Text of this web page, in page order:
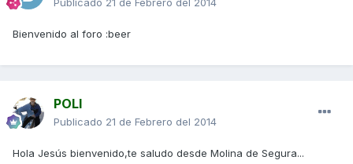
Bienvenido al foro :beer
POLI
Publicado 21 de Febrero del 2014
Hola Jesús bienvenido,te saludo desde Molina de Segura...